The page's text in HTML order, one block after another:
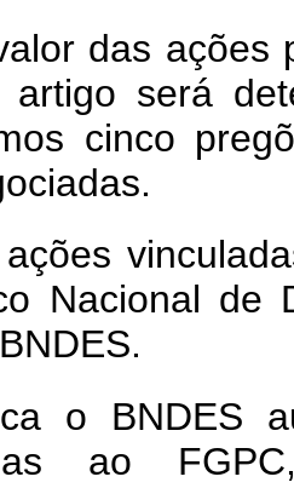
das ações
artigo será
cinco
Nacional de
o BNDES
ao